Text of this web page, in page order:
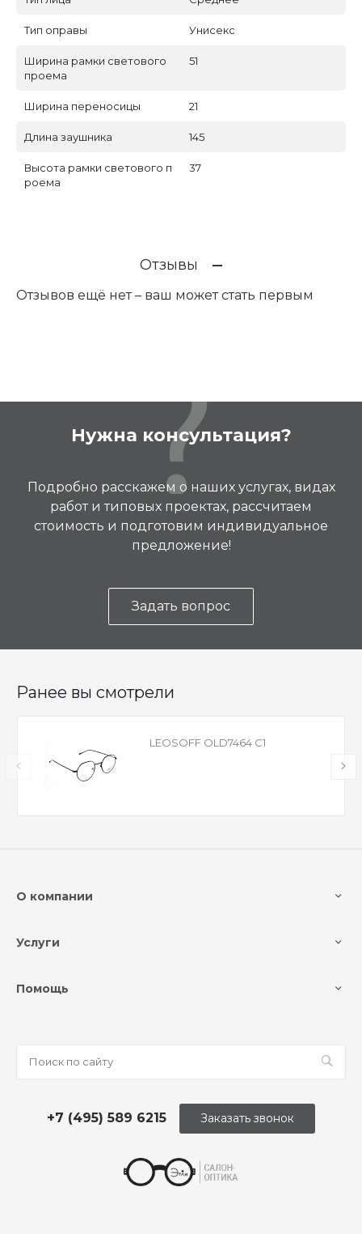
Тип оправы Унисекс
Ширина рамки светового
проема
51
Ширина переносицы 21
Длина заушника 145
Высота рамки светового п
роема
37
Отзывы
Отзывов ещё нет – ваш может стать первым
Нужна консультация?
Подробно расскажем о наших услугах, видах
работ и типовых проектах, рассчитаем
стоимость и подготовим индивидуальное
предложение!
Задать вопрос
Ранее вы смотрели
LEOSOFF OLD7464 C1
О компании
Услуги
Помощь
+7 (495) 589 6215 Заказать звонок